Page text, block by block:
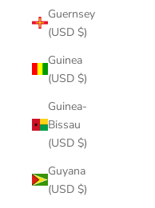
Guernsey
(USD $)
Guinea
(USD $)
Guinea-
Bissau
(USD $)
Guyana
(USD $)